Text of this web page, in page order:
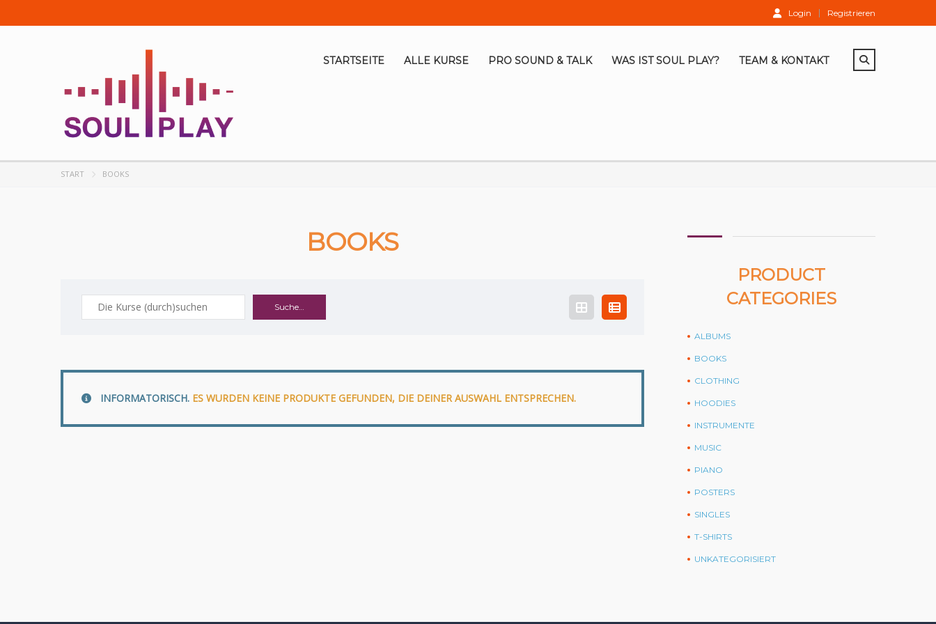
Login Registrieren
STARTSEITE ALLE KURSE PRO SOUND & TALK WAS IST SOUL PLAY? TEAM & KONTAKT
START BOOKS
BOOKS
Suche
nach:
INFORMATORISCH. ES WURDEN KEINE PRODUKTE GEFUNDEN, DIE DEINER AUSWAHL ENTSPRECHEN.
PRODUCT
CATEGORIES
ALBUMS
BOOKS
CLOTHING
HOODIES
INSTRUMENTE
MUSIC
PIANO
POSTERS
SINGLES
T-SHIRTS
UNKATEGORISIERT